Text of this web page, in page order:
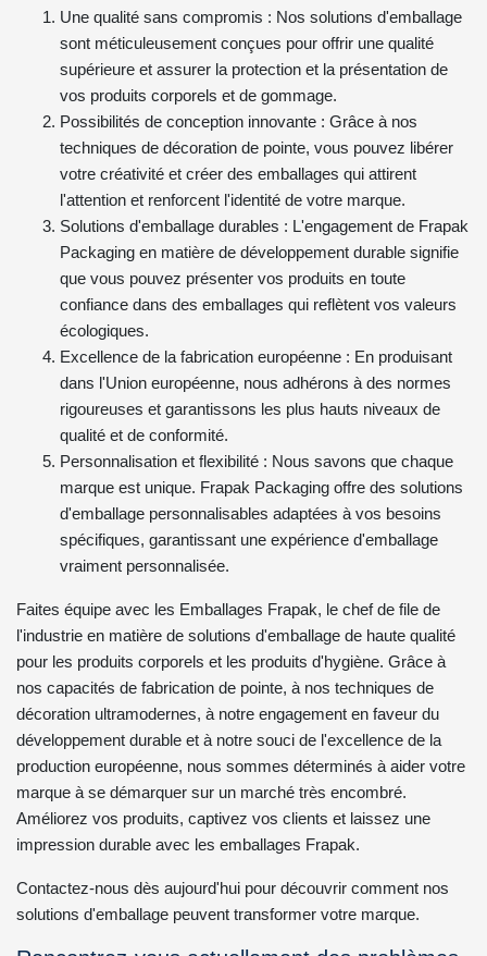
Une qualité sans compromis : Nos solutions d'emballage
sont méticuleusement conçues pour offrir une qualité
supérieure et assurer la protection et la présentation de
vos produits corporels et de gommage.
Possibilités de conception innovante : Grâce à nos
techniques de décoration de pointe, vous pouvez libérer
votre créativité et créer des emballages qui attirent
l'attention et renforcent l'identité de votre marque.
Solutions d'emballage durables : L'engagement de Frapak
Packaging en matière de développement durable signifie
que vous pouvez présenter vos produits en toute
confiance dans des emballages qui reflètent vos valeurs
écologiques.
Excellence de la fabrication européenne : En produisant
dans l'Union européenne, nous adhérons à des normes
rigoureuses et garantissons les plus hauts niveaux de
qualité et de conformité.
Personnalisation et flexibilité : Nous savons que chaque
marque est unique. Frapak Packaging offre des solutions
d'emballage personnalisables adaptées à vos besoins
spécifiques, garantissant une expérience d'emballage
vraiment personnalisée.
Faites équipe avec les Emballages Frapak, le chef de file de
l'industrie en matière de solutions d'emballage de haute qualité
pour les produits corporels et les produits d'hygiène. Grâce à
nos capacités de fabrication de pointe, à nos techniques de
décoration ultramodernes, à notre engagement en faveur du
développement durable et à notre souci de l'excellence de la
production européenne, nous sommes déterminés à aider votre
marque à se démarquer sur un marché très encombré.
Améliorez vos produits, captivez vos clients et laissez une
impression durable avec les emballages Frapak.
Contactez-nous dès aujourd'hui pour découvrir comment nos
solutions d'emballage peuvent transformer votre marque.